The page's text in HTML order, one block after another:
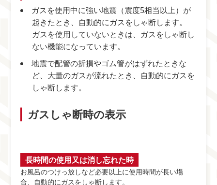
ガスを使用中に強い地震（震度5相当以上）が
起きたとき、自動的にガスをしゃ断します。
ガスを使用していないときは、ガスをしゃ断し
ない機能になっています。
地震で配管の折損やゴム管がはずれたときな
ど、大量のガスが流れたとき、自動的にガスを
しゃ断します。
ガスしゃ断時の表示
長時間の使用又は消し忘れた時
お風呂のつけっ放しなど必要以上に使用時間が長い場
合、自動的にガスをしゃ断します。